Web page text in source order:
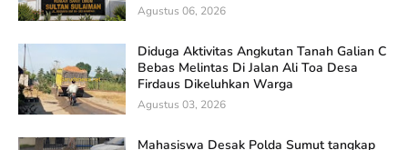
Agustus 06, 2026
Diduga Aktivitas Angkutan Tanah Galian C
Bebas Melintas Di Jalan Ali Toa Desa
Firdaus Dikeluhkan Warga
Agustus 03, 2026
Mahasiswa Desak Polda Sumut tangkap